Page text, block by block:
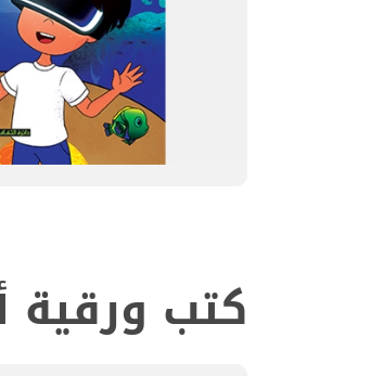
كتب ورقية